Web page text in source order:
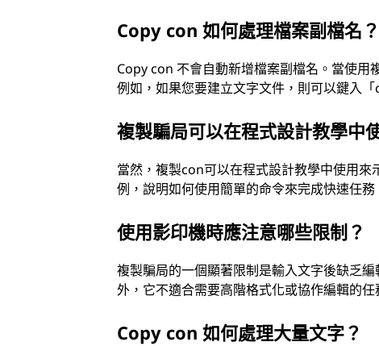
Copy con 如何處理檔案副檔名？
Copy con 不會自動新增檔案副檔名。當使用
例如，如果您要建立文字文件，則可以鍵入
複製騙局可以在程式設計教學中
當然，複製con可以在程式設計教學中使用
例，說明如何使用簡單的命令來完成快速任
使用影印機時應注意哪些限制？
複製騙局的一個顯著限制是輸入文字後缺乏
外，它不適合需要高階格式化或協作編輯的任
Copy con 如何處理大量文字？